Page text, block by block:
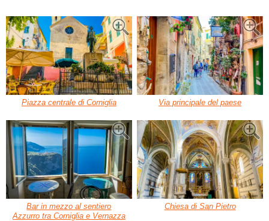
Piazza centrale di Corniglia Via principale del paese
Bar in mezzo al sentiero
Azzurro tra Corniglia e Vernazza
Chiesa di San Pietro